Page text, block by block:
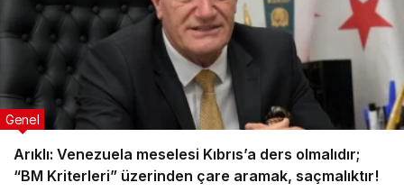
Arıklı: Venezuela meselesi Kıbrıs’a ders olmalıdır;
“BM Kriterleri” üzerinden çare aramak, saçmalıktır!
Genel